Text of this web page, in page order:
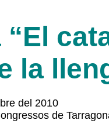
la
del 2010
de